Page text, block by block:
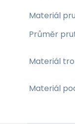
Materiál
Průměr
Materiál
Materiál